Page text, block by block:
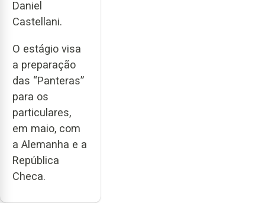
Daniel
Castellani.
O estágio visa
a preparação
das “Panteras”
para os
particulares,
em maio, com
a Alemanha e a
República
Checa.